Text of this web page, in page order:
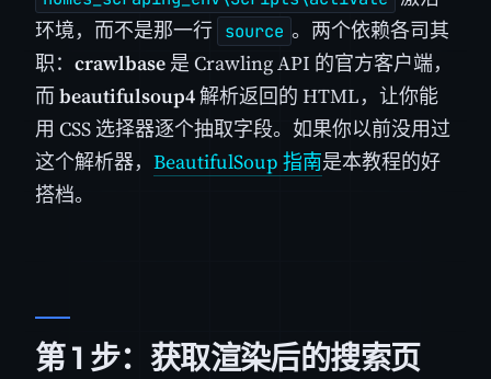
环境，而不是那一行 source 。两个依赖各司其
职： crawlbase是 Crawling API 的官方客户端，
而 beautifulsoup4解析返回的 HTML，让你能
用 CSS 选择器逐个抽取字段。如果你以前没用过
这个解析器， BeautifulSoup 指南是本教程的好
搭档。
第 1 步：获取渲染后的搜索页